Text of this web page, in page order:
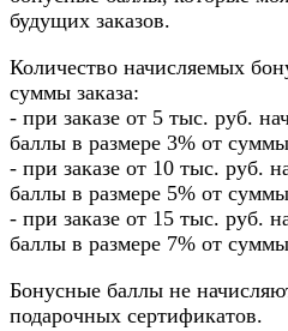
будущих заказов.
Количество начисляемых
суммы заказа:
- при заказе от 5 тыс. руб.
баллы в размере 3% от суммы
- при заказе от 10 тыс. руб.
баллы в размере 5% от суммы
- при заказе от 15 тыс. руб.
баллы в размере 7% от суммы
Бонусные баллы не
подарочных сертификатов.